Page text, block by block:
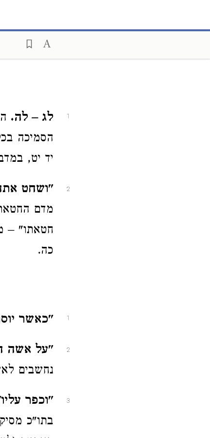
1 לג – לה.
הסמיכה
יד יט,
2 "ושחט
מדם
חטאתו" –
כה.
1 "כאשר
2 "על אשה
נחשבים
3 "וכפר
בתו"כ